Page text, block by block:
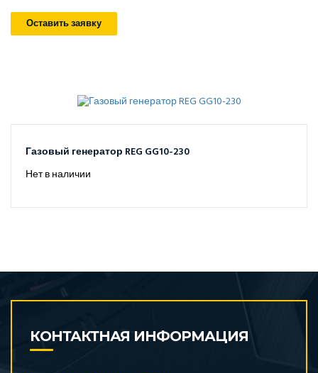
Оставить заявку
Газовый генератор REG GG10-230
Нет в наличии
КОНТАКТНАЯ ИНФОРМАЦИЯ